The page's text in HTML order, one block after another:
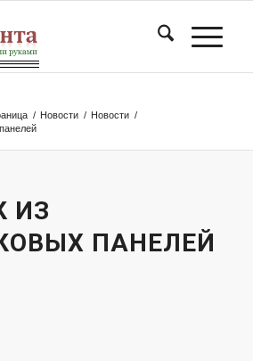
/ Новости / Новости /
ИЗ
ПАНЕЛЕЙ